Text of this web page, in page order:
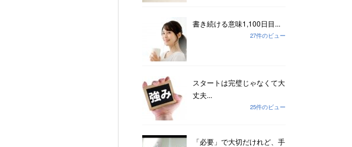
書き続ける意味1,100日目...
27件のビュー
スタートは完璧じゃなくて大
丈夫...
25件のビュー
「必要」で大切だけれど、手